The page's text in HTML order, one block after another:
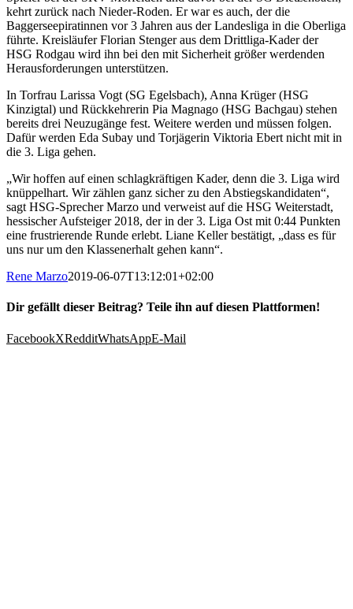
kehrt zurück nach Nieder-Roden. Er war es auch, der die
Baggerseepiratinnen vor 3 Jahren aus der Landesliga in die Oberliga
führte. Kreisläufer Florian Stenger aus dem Drittliga-Kader der
HSG Rodgau wird ihn bei den mit Sicherheit größer werdenden
Herausforderungen unterstützen.
In Torfrau Larissa Vogt (SG Egelsbach), Anna Krüger (HSG
Kinzigtal) und Rückkehrerin Pia Magnago (HSG Bachgau) stehen
bereits drei Neuzugänge fest. Weitere werden und müssen folgen.
Dafür werden Eda Subay und Torjägerin Viktoria Ebert nicht mit in
die 3. Liga gehen.
„Wir hoffen auf einen schlagkräftigen Kader, denn die 3. Liga wird
knüppelhart. Wir zählen ganz sicher zu den Abstiegskandidaten“,
sagt HSG-Sprecher Marzo und verweist auf die HSG Weiterstadt,
hessischer Aufsteiger 2018, der in der 3. Liga Ost mit 0:44 Punkten
eine frustrierende Runde erlebt. Liane Keller bestätigt, „dass es für
uns nur um den Klassenerhalt gehen kann“.
Rene Marzo2019-06-07T13:12:01+02:00
Dir gefällt dieser Beitrag? Teile ihn auf diesen Plattformen!
FacebookXRedditWhatsAppE-Mail